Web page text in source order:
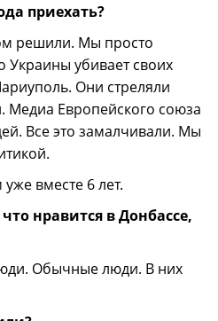
приехать?
решили. Мы просто
Украины убивает своих
Они стреляли
Европейского союза
Все это замалчивали. Мы
вместе 6 лет.
нравится в Донбассе,
Обычные люди. В них